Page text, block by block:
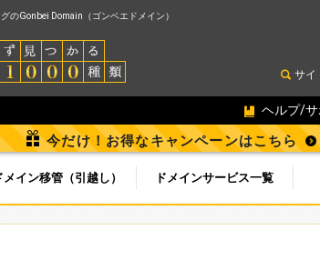
のGonbei Domain（ゴンベエドメイン）
サイ
ヘルプ/
今だけ！お得なキャンペーンはこちら
メイン移管（引越し） ドメインサービス一覧